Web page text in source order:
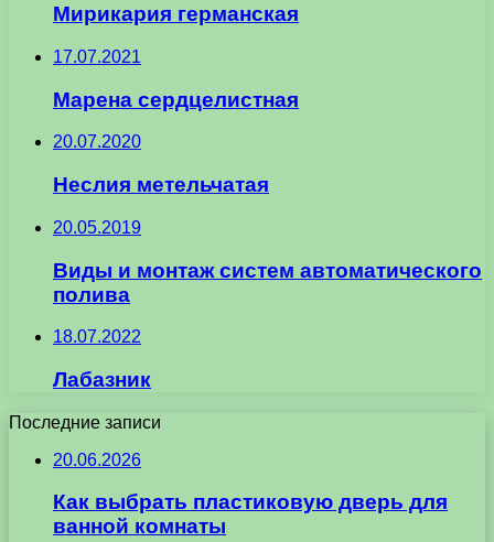
Мирикария германская
17.07.2021
Марена сердцелистная
20.07.2020
Неслия метельчатая
20.05.2019
Виды и монтаж систем автоматического
полива
18.07.2022
Лабазник
Последние записи
20.06.2026
Как выбрать пластиковую дверь для
ванной комнаты